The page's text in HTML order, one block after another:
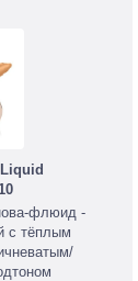
флюид -
с тёплым